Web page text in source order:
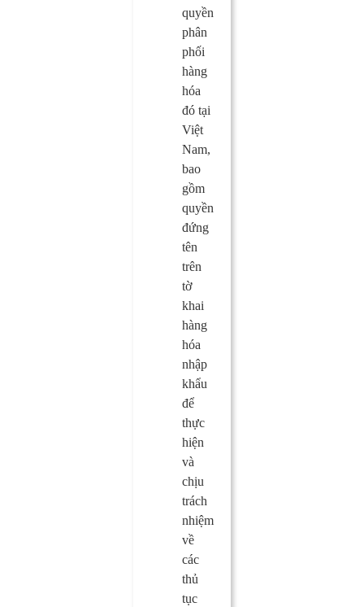
quyền
phân
phối
hàng
hóa
đó tại
Việt
Nam,
bao
gồm
quyền
đứng
tên
trên
tờ
khai
hàng
hóa
nhập
khẩu
để
thực
hiện
và
chịu
trách
nhiệm
về
các
thủ
tục